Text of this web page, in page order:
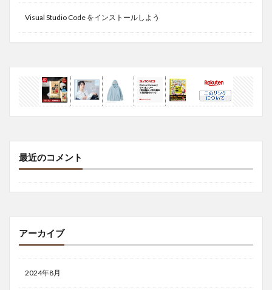
Visual Studio Code をインストールしよう
最近のコメント
アーカイブ
2024年8月